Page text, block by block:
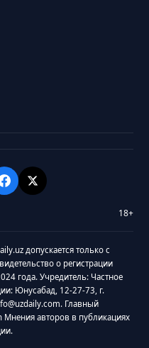
18+
допускается только с
о регистрации
года. Учредитель: Частное
Юнусабад, 12-27-73, г.
Главный
Мнения авторов в публикациях